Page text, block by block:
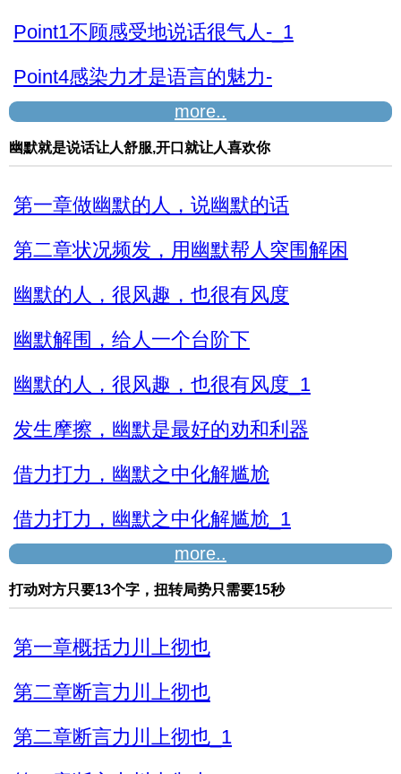
Point1不顾感受地说话很气人-_1
Point4感染力才是语言的魅力-
Point4感染力才是语言的魅力-_1
Point5赞美就要夸到“点儿”上-
more..
幽默就是说话让人舒服,开口就让人喜欢你
第一章做幽默的人，说幽默的话
第二章状况频发，用幽默帮人突围解困
幽默的人，很风趣，也很有风度
幽默解围，给人一个台阶下
幽默的人，很风趣，也很有风度_1
发生摩擦，幽默是最好的劝和利器
借力打力，幽默之中化解尴尬
借力打力，幽默之中化解尴尬_1
幽默是机智打圆场的必备技巧之一
幽默是机智打圆场的必备技巧之一_1
more..
打动对方只要13个字，扭转局势只需要15秒
第一章概括力川上彻也
第二章断言力川上彻也
第二章断言力川上彻也_1